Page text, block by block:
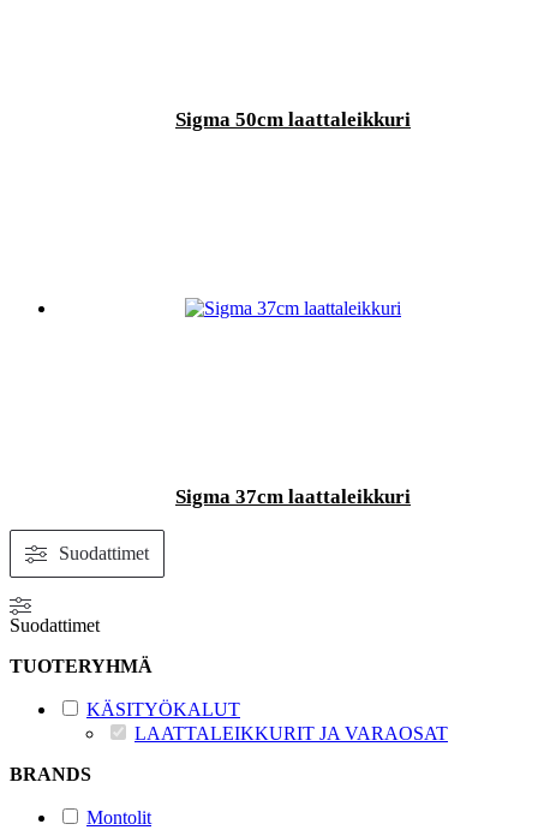
Sigma 50cm laattaleikkuri
Sigma 37cm laattaleikkuri
Suodattimet
Suodattimet
TUOTERYHMÄ
KÄSITYÖKALUT
LAATTALEIKKURIT JA VARAOSAT
BRANDS
Montolit